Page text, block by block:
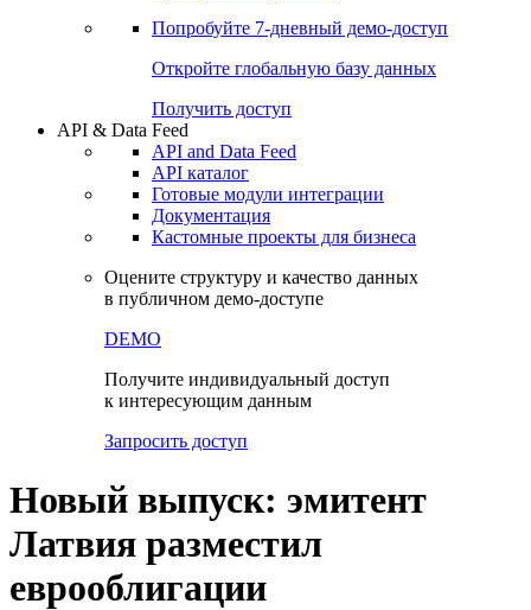
Попробуйте 7-дневный демо-доступ
Откройте глобальную базу данных
Получить доступ
API & Data Feed
API and Data Feed
API каталог
Готовые модули интеграции
Документация
Кастомные проекты для бизнеса
Оцените структуру и качество данных
в публичном демо-доступе
DEMO
Получите индивидуальный доступ
к интересующим данным
Запросить доступ
Новый выпуск: эмитент
Латвия разместил
еврооблигации